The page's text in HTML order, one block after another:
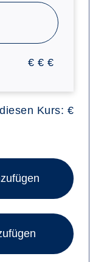
€ € €
Kurs: €